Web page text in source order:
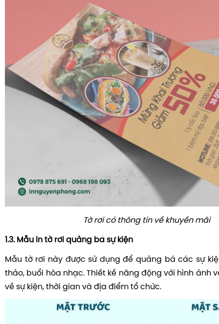
Tờ rơi có thông tin về khuyến mãi
1.3. Mẫu in tờ rơi quảng bá sự kiện
Mẫu tờ rơi này được sử dụng để quảng bá các sự
thảo, buổi hòa nhạc. Thiết kế năng động với hình ảnh
về sự kiện, thời gian và địa điểm tổ chức.